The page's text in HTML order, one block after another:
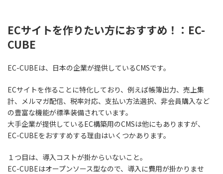
ECサイトを作りたい方におすすめ！：EC-
CUBE
EC-CUBEは、日本の企業が提供しているCMSです。
ECサイトを作ることに特化しており、例えば帳簿出力、売上集
計、メルマガ配信、税率対応、支払い方法選択、非会員購入など
の豊富な機能が標準装備されています。
大手企業が提供しているEC構築用のCMSは他にもありますが、
EC-CUBEをおすすめする理由はいくつかあります。
１つ目は、導入コストが掛からいないこと。
EC-CUBEはオープンソース型なので、導入に費用が掛かりませ